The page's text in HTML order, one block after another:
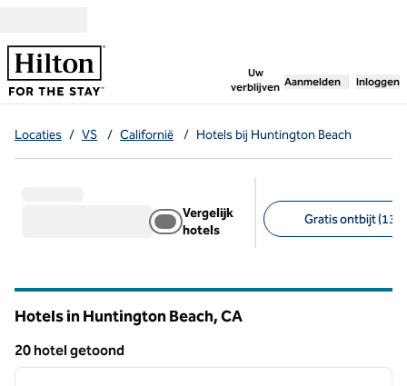
Uw
verblijven
, opent nieuw
Aanmelden Inloggen
Locaties / VS / Californië / Hotels bij Huntington Beach
Vergelijk
hotels
Gratis ontbijt (13)
Hotels in Huntington Beach,CA
20 hotel getoond
20 hotel getoond
1 van 12